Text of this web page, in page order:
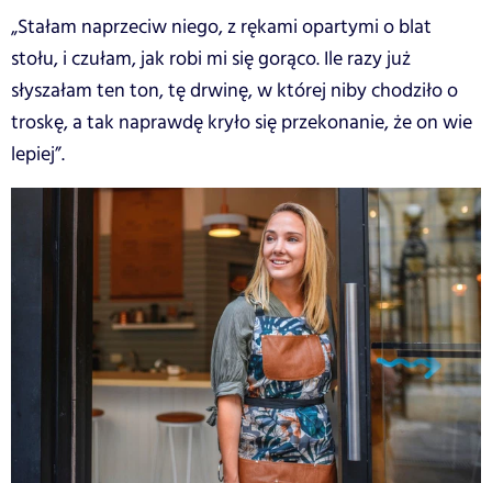
„Stałam naprzeciw niego, z rękami opartymi o blat
stołu, i czułam, jak robi mi się gorąco. Ile razy już
słyszałam ten ton, tę drwinę, w której niby chodziło o
troskę, a tak naprawdę kryło się przekonanie, że on wie
lepiej”.